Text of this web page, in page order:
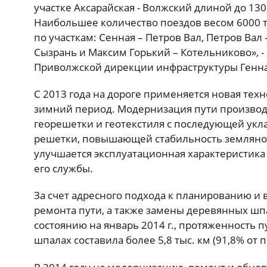
участке Аксарайская - Волжский длиной до
Наибольшее количество поездов весом 6000
по участкам: Сенная – Петров Вал, Петров
Сызрань и Максим Горький – Котельниково»,
Приволжской дирекции инфраструктуры
С 2013 года на дороге применяется новая
зимний период. Модернизация пути
георешетки и геотекстиля с последующей
решетки, повышающей стабильность
улучшается эксплуатационная
его службы.
За счет адресного подхода к планированию
ремонта пути, а также замены деревянных
состоянию на январь 2014 г., протяженность
шпалах составила более 5,8 тыс. км (91,8% от